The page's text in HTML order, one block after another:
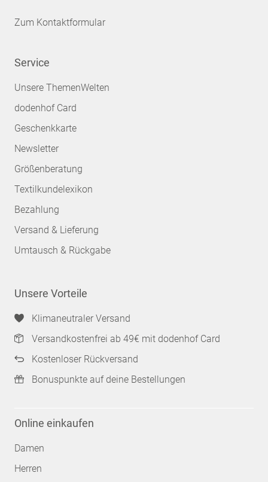
Zum Kontaktformular
Service
Unsere ThemenWelten
dodenhof Card
Geschenkkarte
Newsletter
Größenberatung
Textilkundelexikon
Bezahlung
Versand & Lieferung
Umtausch & Rückgabe
Unsere Vorteile
Klimaneutraler Versand
Versandkostenfrei ab 49€ mit dodenhof Card
Kostenloser Rückversand
Bonuspunkte auf deine Bestellungen
Online einkaufen
Damen
Herren